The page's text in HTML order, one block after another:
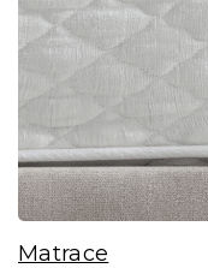
Matrace